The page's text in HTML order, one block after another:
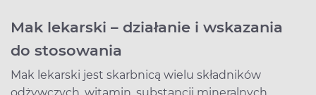
Mak lekarski – działanie i wskazania
do stosowania
Mak lekarski jest skarbnicą wielu składników